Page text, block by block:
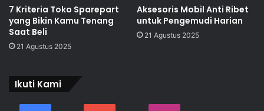
7 Kriteria Toko Sparepart
yang Bikin Kamu Tenang
Saat Beli
21 Agustus 2025
Aksesoris Mobil Anti Ribet
untuk Pengemudi Harian
21 Agustus 2025
Ikuti Kami